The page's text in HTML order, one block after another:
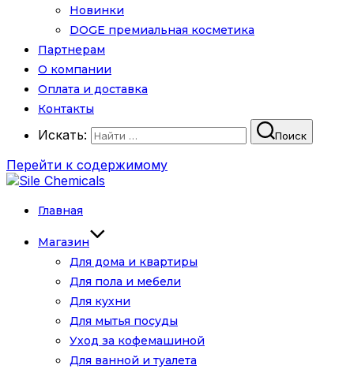
Новинки
DOGE премиальная косметика
Партнерам
О компании
Оплата и доставка
Контакты
Искать: Поиск
Перейти к содержимому
Главная
Магазин
Для дома и квартиры
Для пола и мебели
Для кухни
Для мытья посуды
Уход за кофемашиной
Для ванной и туалета